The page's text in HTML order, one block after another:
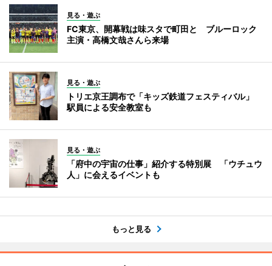
見る・遊ぶ
FC東京、開幕戦は味スタで町田と ブルーロック
主演・高橋文哉さんら来場
見る・遊ぶ
トリエ京王調布で「キッズ鉄道フェスティバル」
駅員による安全教室も
見る・遊ぶ
「府中の宇宙の仕事」紹介する特別展 「ウチュウ
人」に会えるイベントも
もっと見る